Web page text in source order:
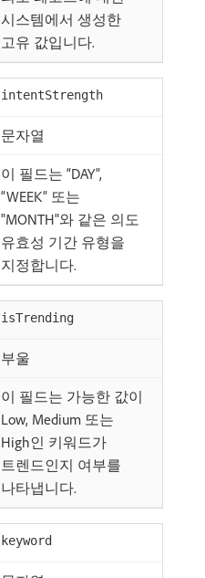
시스템에서 생성한
고유 값입니다.
intentStrength
문자열
이 필드는 “DAY”,
“WEEK” 또는
"MONTH"와 같은 의도
유효성 기간 유형을
지정합니다.
isTrending
부울
이 필드는 가능한 값이
Low, Medium 또는
High인 키워드가
트렌드인지 여부를
나타냅니다.
keyword